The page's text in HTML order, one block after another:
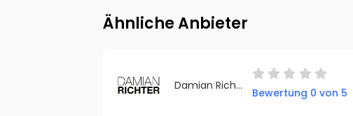
Ähnliche Anbieter
Damian Richter - FIN to date! GmbH & Co. KG
Bewertung 0 von 5